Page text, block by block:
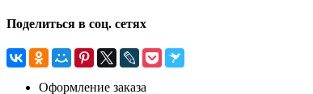
Поделиться в соц. сетях
Оформление заказа